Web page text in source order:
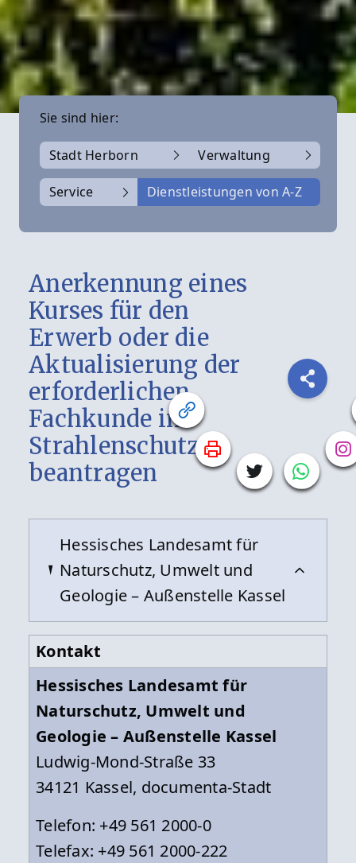
Sie sind hier:
Stadt Herborn Verwaltung
Service Dienstleistungen von A-Z
Anerkennung eines
Kurses für den
Erwerb oder die
Aktualisierung der
erforderlichen
Fachkunde im
Strahlenschutz
beantragen
Hessisches Landesamt für
Naturschutz, Umwelt und
Geologie – Außenstelle Kassel
Kontakt
Hessisches Landesamt für
Naturschutz, Umwelt und
Geologie – Außenstelle Kassel
Ludwig-Mond-Straße 33
34121 Kassel, documenta-Stadt
Telefon: +49 561 2000-0
Telefax: +49 561 2000-222